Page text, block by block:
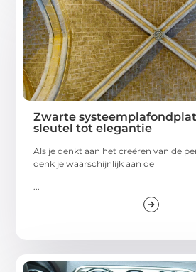
Zwarte
sleutel tot elegantie
Als je denkt aan het creëren van de
denk je waarschijnlijk aan de
...